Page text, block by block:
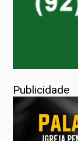
Publicidade